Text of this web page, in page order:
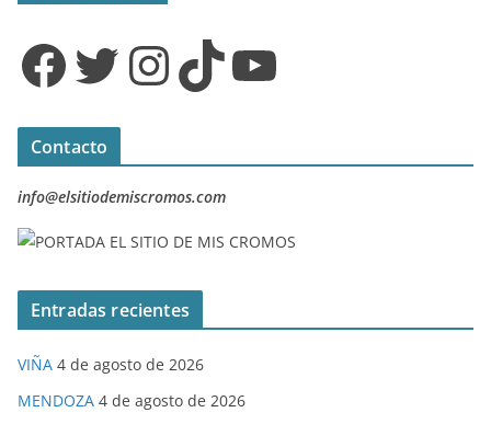
Facebook Twitter InstagramTikTok YouTube
Contacto
info@elsitiodemiscromos.com
Entradas recientes
VIÑA 4 de agosto de 2026
MENDOZA 4 de agosto de 2026